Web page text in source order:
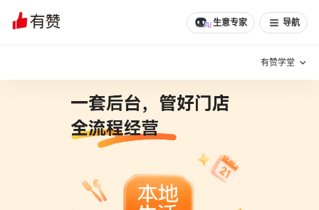
生意专家 导航
有赞学堂
增长方法
有赞专家说
新零售最佳实践